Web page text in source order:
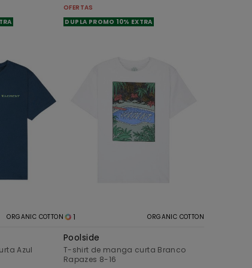
OFERTAS
DUPLA PROMO 10% EXTRA
ORGANIC COTTON
Azul
1 ORGANIC COTTON
Poolside
T-shirt de manga curta Branco
Rapazes 8-16